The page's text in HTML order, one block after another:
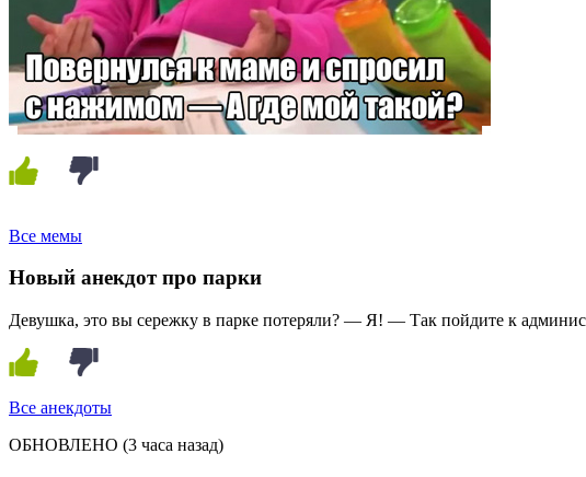
Все мемы
Новый анекдот про парки
Девушка, это вы сережку в парке потеряли? — Я! — Так пойдите к
Все анекдоты
ОБНОВЛЕНО (3 часа назад)